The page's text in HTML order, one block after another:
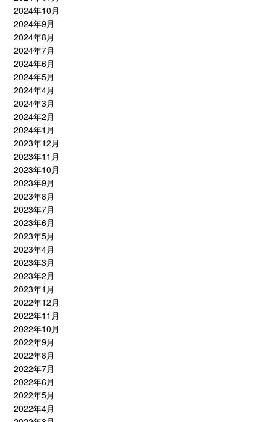
2024年10月
2024年9月
2024年8月
2024年7月
2024年6月
2024年5月
2024年4月
2024年3月
2024年2月
2024年1月
2023年12月
2023年11月
2023年10月
2023年9月
2023年8月
2023年7月
2023年6月
2023年5月
2023年4月
2023年3月
2023年2月
2023年1月
2022年12月
2022年11月
2022年10月
2022年9月
2022年8月
2022年7月
2022年6月
2022年5月
2022年4月